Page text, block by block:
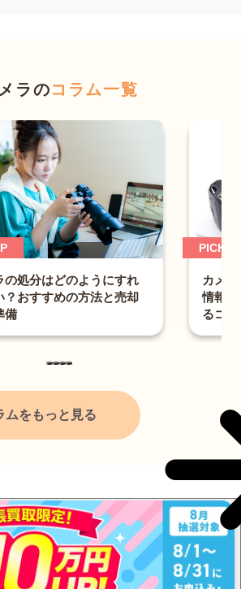
ラのコラム一覧
すれ
売却
PICKUP
カメラを売る時の注意点
情報漏えいの予防法と高
ムをもっと見る